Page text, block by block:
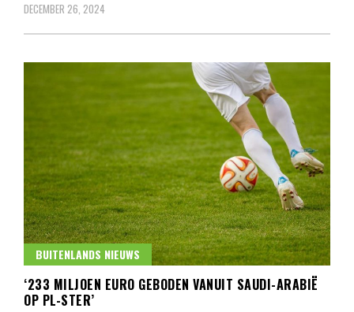
DECEMBER 26, 2024
BUITENLANDS NIEUWS
‘233 MILJOEN EURO GEBODEN VANUIT SAUDI-ARABIË
OP PL-STER’